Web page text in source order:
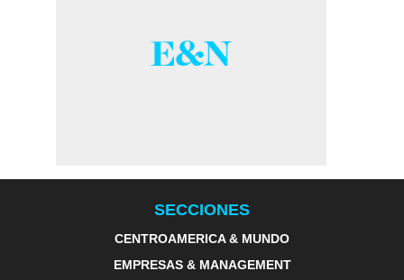
SECCIONES
CENTROAMERICA & MUNDO
EMPRESAS & MANAGEMENT